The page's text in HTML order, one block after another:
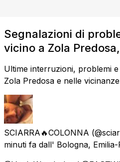
Segnalazioni di
vicino a Zola
Ultime interruzioni, problemi
Zola Predosa e nelle
SCIARRA🔥COLONNA
minuti fa dall' Bologna,